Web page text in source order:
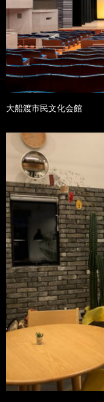
大船渡市民文化会館